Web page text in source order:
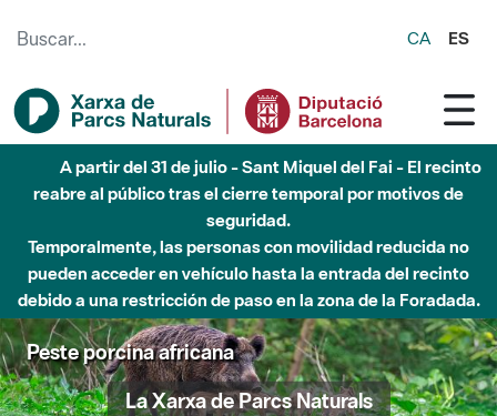
CA ES
A partir del 31 de julio - Sant Miquel del Fai - El recinto
reabre al público tras el cierre temporal por motivos de
seguridad.
Temporalmente, las personas con movilidad reducida no
pueden acceder en vehículo hasta la entrada del recinto
debido a una restricción de paso en la zona de la Foradada.
Peste porcina africana
La Xarxa de Parcs Naturals